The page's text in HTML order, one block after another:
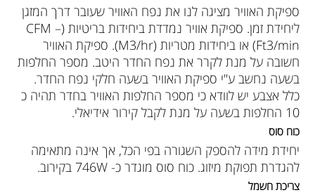
ספיקת האוויר מציגה לנו את נפח האוויר שעובר דרך המזגן
ליחידת זמן. ספיקת אוויר נמדדת ביחידות בריטיות (CFM –
Ft3/min) או ביחידות מטריות (M3/hr). ספיקת האוויר
חשובה על מנת לקרר את נפח החדר היטב. מספר החלפות
בשעה נחשב ע"י ספיקת האוויר בשעה חלקי נפח החדר.
כלל אצבע יש לוודא כי מספר החלפות האוויר בחדר תהיה כ
10 החלפות בשעה על מנת לקבל קירור אידיאלי.
כוח סוס
יחידת מידה להספק השגורה בפי הכל, אך אינה מתאימה
להגדרת תפוקת מיזוג. כוח סוס מוגדר כ- 746W בקירוב.
צריכת חשמל